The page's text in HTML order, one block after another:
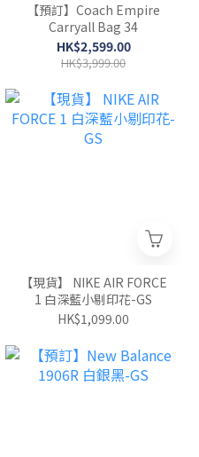
【預訂】Coach Empire
Carryall Bag 34
HK$2,599.00
HK$3,999.00
【現貨】 NIKE AIR FORCE
1 白深藍小剔印花-GS
HK$1,099.00